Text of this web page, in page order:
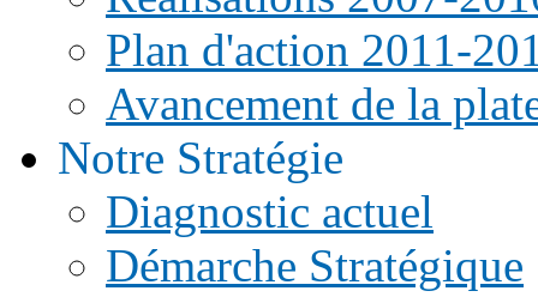
Plan d'action 2011-
Avancement de la
Notre Stratégie
Diagnostic actuel
Démarche Stratégique